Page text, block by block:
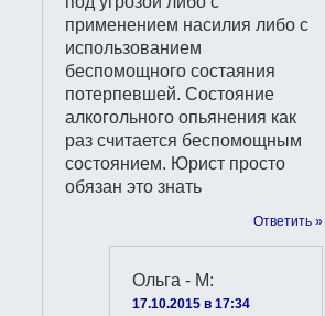
применением насилия либо с
использованием
беспомощного состаяния
потерпевшей. Состояние
алкогольного опьянения как
раз считается беспомощным
состоянием. Юрист просто
обязан это знать
Ответить »
Ольга - М:
17.10.2015 в 17:34